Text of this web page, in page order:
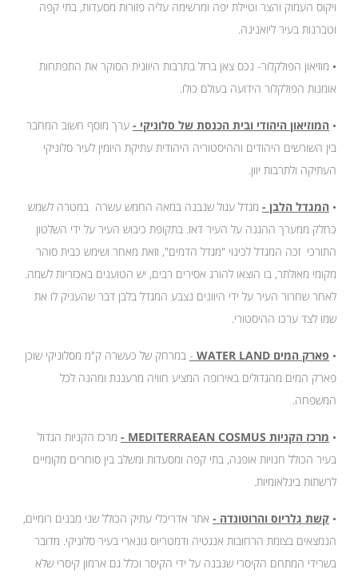
ויקוס העמוק והצר וטיילת יפה ומרשימה עליה פזורות מסעדות, בתי קפה
וטברנות בעיר ליואנינה.
• מוזיאון הפולקלור- נכס צאן ברזל בתרבות היוונית הסוקר את התפתחות
אומנות הפולקלור הידועה בעולם כולו.
• המוזיאון היהודי ובית הכנסת של סלוניקי - ערך מוסף חשוב המחבר
בין השורשים היהודים וההיסטוריה היהודית עתיקת היומין לעיר סלוניקי
העתיקה ולתרבות יוון.
• המגדל הלבן - מגדל עגול שנבנה במאה החמש עשרה במטרה לשמש
כחלק ממערך ההגנה על העיר דאז. בתקופת כיבוש העיר על ידי השלטון
התורכי זכה המגדל לכינוי "מגדל הדמים", וזאת מאחר ושימש כבית סוהר
מקומי מאולתר, בו הוצאו להורג אסירים רבים, יש הטוענים באכזריות לשמה.
לאחר שחרור העיר על ידי היוונים נצבע המגדל בלבן דבר שהעניק לו את
שמו לצד ערכו ההיסטורי.
• פארק המים WATER LAND - במרחק של כעשרה ק"מ מסלוניקי שוכן
פארק המים מהגדולים באירופה המציע חוויה מרעננת ומהנה לכל
המשפחה.
• מרכז הקניות MEDITERRAEAN COSMUS -
מרכז הקניות הגדול
בעיר הכולל חנויות אופנה, בתי קפה ומסעדות ומשלב בין סוחרים מקומיים
לרשתות בינלאומיות.
• קשת גלריוס והרוטונדה - אתר אדריכלי עתיק הכולל שני מבנים רומיים,
הנמצאים בצומת הרחובות אנגטיה ודמטריוס גונארי בעיר סלוניקי. מדובר
בשרידי המתחם הקיסרי שנבנה על ידי הקיסר וכלל גם ארמון קיסרי שלא